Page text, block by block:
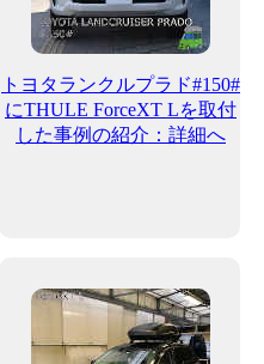
トヨタランクルプラド#150#
にTHULE ForceXT Lを取付
した事例の紹介：詳細へ